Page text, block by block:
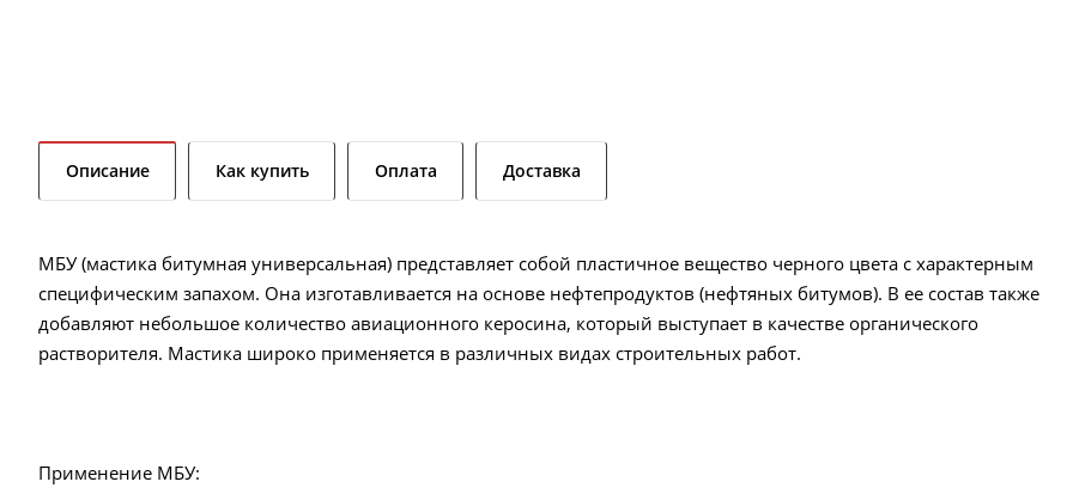
Описание Как купить Оплата Доставка
МБУ (мастика битумная универсальная) представляет собой пластичное вещество черного цвета с характерным
специфическим запахом. Она изготавливается на основе нефтепродуктов (нефтяных битумов). В ее состав также
добавляют небольшое количество авиационного керосина, который выступает в качестве органического
растворителя. Мастика широко применяется в различных видах строительных работ.
Применение МБУ: